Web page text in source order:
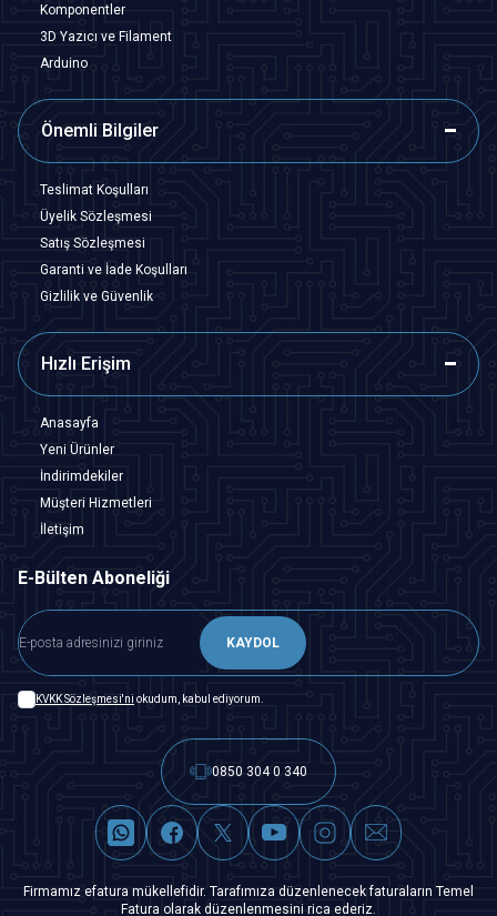
Komponentler
3D Yazıcı ve Filament
Arduino
Önemli Bilgiler
Teslimat Koşulları
Üyelik Sözleşmesi
Satış Sözleşmesi
Garanti ve İade Koşulları
Gizlilik ve Güvenlik
Hızlı Erişim
Anasayfa
Yeni Ürünler
İndirimdekiler
Müşteri Hizmetleri
İletişim
E-Bülten Aboneliği
KAYDOL
KVKK Sözleşmesi'ni okudum, kabul ediyorum.
0850 304 0 340
Firmamız efatura mükellefidir. Tarafımıza düzenlenecek faturaların Temel
Fatura olarak düzenlenmesini rica ederiz.